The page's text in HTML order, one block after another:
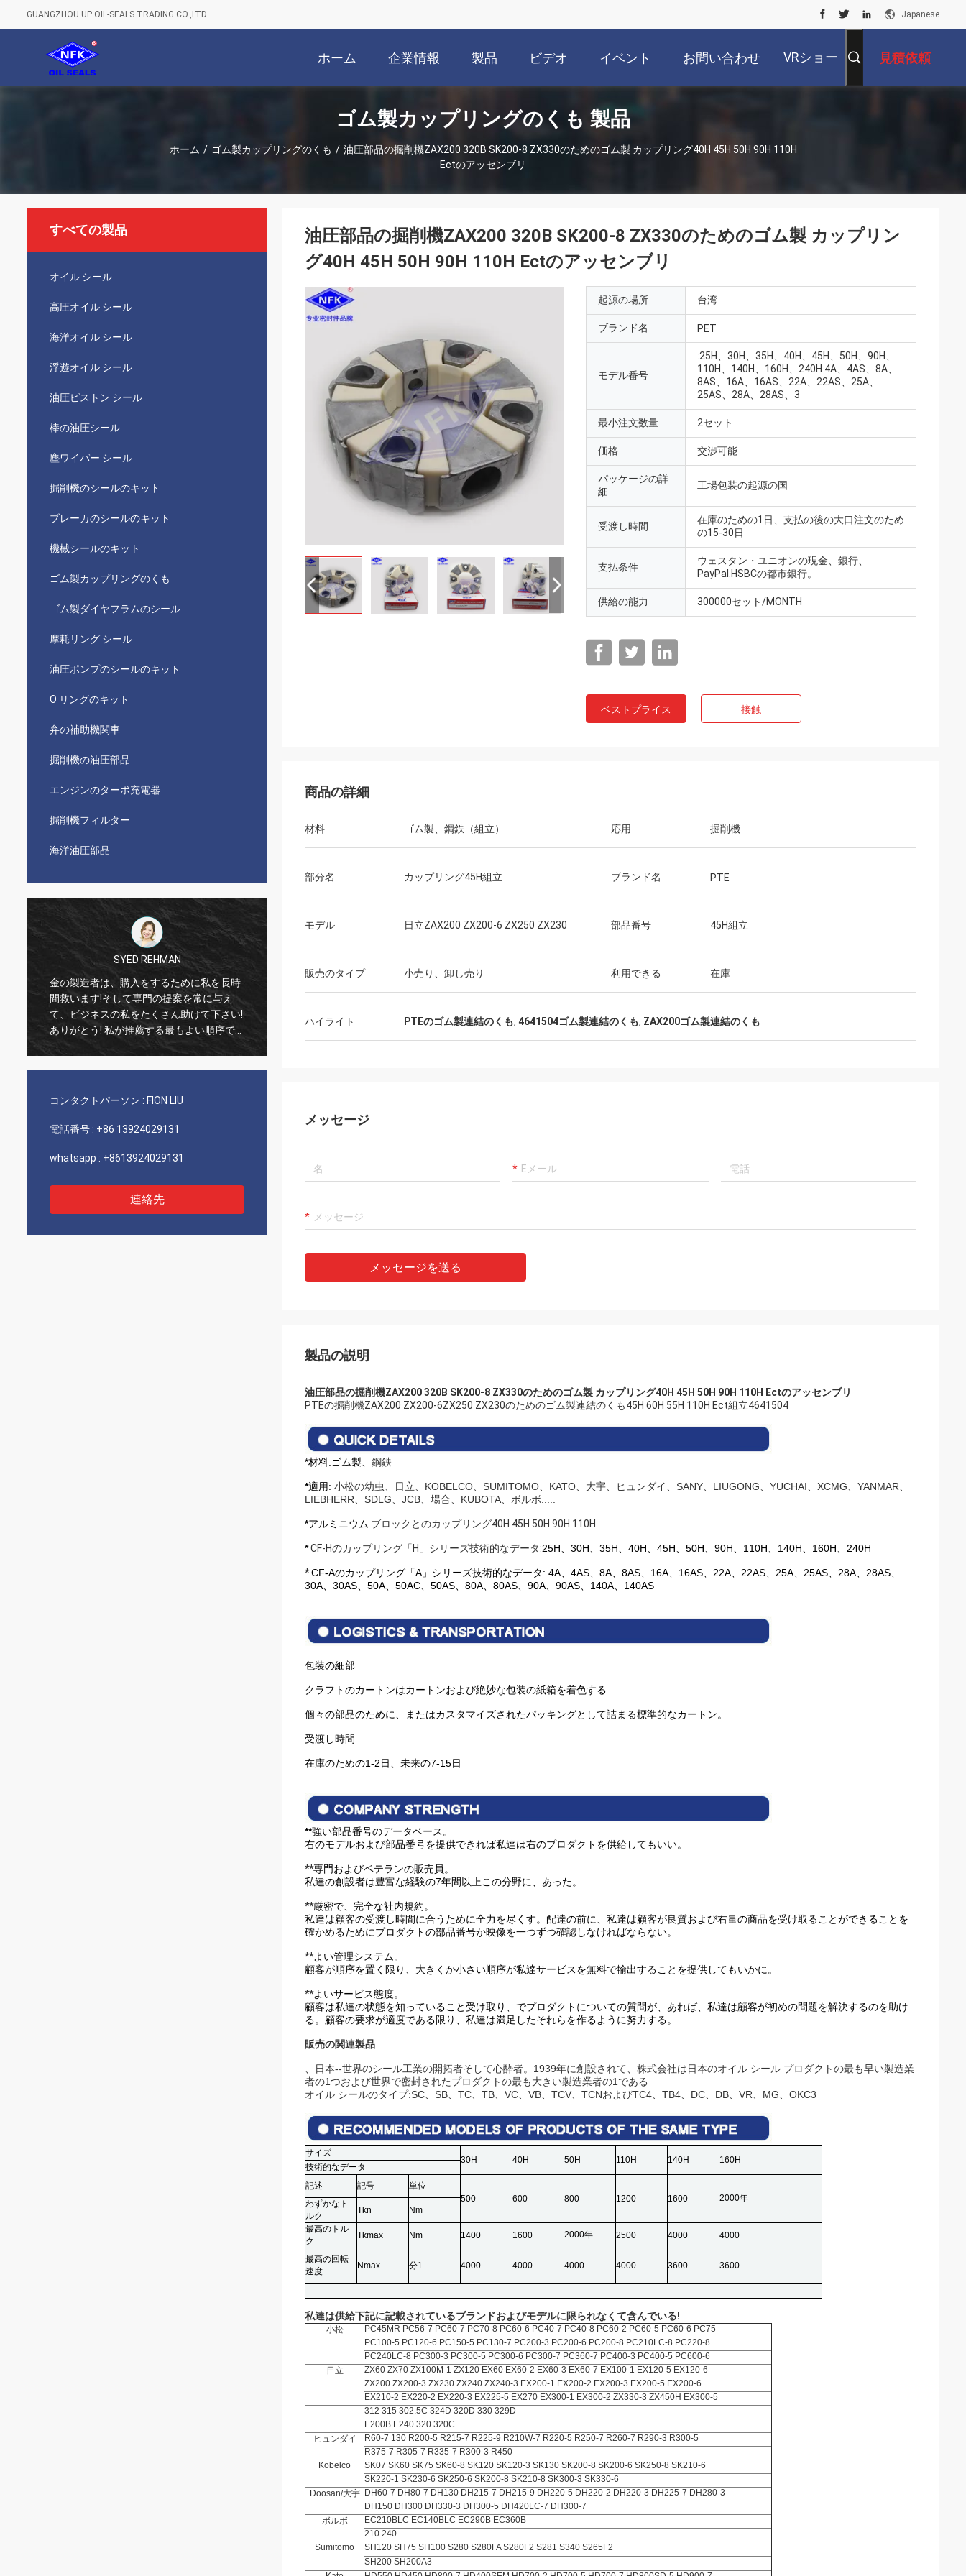
GUANGZHOU UP OIL-SEALS TRADING CO.,LTD Japanese
ホーム 企業情報 製品 ビデオ イベント お問い合わせ VRショー 見積依頼
ゴム製カップリングのくも 製品
ホーム / ゴム製カップリングのくも / 油圧部品の掘削機ZAX200 320B SK200-8 ZX330のためのゴム製 カップリング40H 45H 50H 90H 110H
Ectのアッセンブリ
すべての製品
オイル シール
高圧オイル シール
海洋オイル シール
浮遊オイル シール
油圧ピストン シール
棒の油圧シール
塵ワイパー シール
掘削機のシールのキット
ブレーカのシールのキット
機械シールのキット
ゴム製カップリングのくも
ゴム製ダイヤフラムのシール
摩耗リング シール
油圧ポンプのシールのキット
O リングのキット
弁の補助機関車
掘削機の油圧部品
エンジンのターボ充電器
掘削機フィルター
海洋油圧部品
SYED REHMAN
金の製造者は、購入をするために私を長時
間救います!そして専門の提案を常に与え
て、ビジネスの私をたくさん助けて下さい!
ありがとう! 私が推薦する最もよい順序で
すべて、良質の商品、速い船積みおよび非
接触します
古い顧客、事は、代理店プロダクトです確
いつも通りまだあります。 速い船積みおよ
び非常によいservic私は値します5つの星に
カーロ
よい常に製造者および専門の提案を与える
長いcoopertionをです。
コンタクトパーソン : FION LIU
電話番号 : +86 13924029131
whatsapp : +8613924029131
連絡先
油圧部品の掘削機ZAX200 320B SK200-8 ZX330のためのゴム製 カップリン
グ40H 45H 50H 90H 110H Ectのアッセンブリ
起源の場所 台湾
ブランド名 PET
モデル番号
:25H、30H、35H、40H、45H、50H、90H、
110H、140H、160H、240H 4A、4AS、8A、
8AS、16A、16AS、22A、22AS、25A、
25AS、28A、28AS、3
最小注文数量 2セット
価格 交渉可能
パッケージの詳
細
工場包装の起源の国
受渡し時間
在庫のための1日、支払の後の大口注文のため
の15-30日
支払条件
ウェスタン・ユニオンの現金、銀行、
PayPal.HSBCの都市銀行。
供給の能力 300000セット/MONTH
ベストプライス 接触
商品の詳細
材料 ゴム製、鋼鉄（組立） 応用 掘削機
部分名 カップリング45H組立 ブランド名 PTE
モデル 日立ZAX200 ZX200-6 ZX250 ZX230 部品番号 45H組立
販売のタイプ 小売り、卸し売り 利用できる 在庫
ハイライト PTEのゴム製連結のくも, 4641504ゴム製連結のくも, ZAX200ゴム製連結のくも
メッセージ
メッセージを送る
製品の説明
油圧部品の掘削機ZAX200 320B SK200-8 ZX330のためのゴム製 カップリング40H 45H 50H 90H 110H Ectのアッセンブリ
PTEの掘削機ZAX200 ZX200-6ZX250 ZX230のためのゴム製連結のくも45H 60H 55H 110H Ect組立4641504
*材料:ゴム製、 鋼鉄
*適用: 小松の幼虫、日立、KOBELCO、SUMITOMO、KATO、大宇、ヒュンダイ、SANY、LIUGONG、YUCHAI、XCMG、YANMAR、
LIEBHERR、SDLG、JCB、場合、KUBOTA、ボルボ.....
*アルミニウム ブロックとのカップリング40H 45H 50H 90H 110H
*CF-Hのカップリング「H」シリーズ技術的なデータ:25H、30H、35H、40H、45H、50H、90H、110H、140H、160H、240H
*CF-Aのカップリング「A」シリーズ技術的なデータ: 4A、4AS、8A、8AS、16A、16AS、22A、22AS、25A、25AS、28A、28AS、
30A、30AS、50A、50AC、50AS、80A、80AS、90A、90AS、140A、140AS
包装の細部
クラフトのカートンはカートンおよび絶妙な包装の紙箱を着色する
個々の部品のために、またはカスタマイズされたパッキングとして詰まる標準的なカートン。
受渡し時間
在庫のための1-2日、未来の7-15日
**強い部品番号のデータベース。
右のモデルおよび部品番号を提供できれば私達は右のプロダクトを供給してもいい。
**専門およびベテランの販売員。
私達の創設者は豊富な経験の7年間以上この分野に、あった。
**厳密で、完全な社内規約。
私達は顧客の受渡し時間に合うために全力を尽くす。配達の前に、私達は顧客が良質および右量の商品を受け取ることができることを
確かめるためにプロダクトの部品番号か映像を一つずつ確認しなければならない。
**よい管理システム。
顧客が順序を置く限り、大きくか小さい順序が私達サービスを無料で輸出することを提供してもいかに。
**よいサービス態度。
顧客は私達の状態を知っていること受け取り、でプロダクトについての質問が、あれば、私達は顧客が初めの問題を解決するのを助け
る。顧客の要求が適度である限り、私達は満足したそれらを作るように努力する。
販売の関連製品
、日本--世界のシール工業の開拓者そして心酔者。1939年に創設されて、株式会社は日本のオイル シール プロダクトの最も早い製造業
者の1つおよび世界で密封されたプロダクトの最も大きい製造業者の1である
オイル シールのタイプ:SC、SB、TC、TB、VC、VB、TCV、TCNおよびTC4、TB4、DC、DB、VR、MG、OKC3
サイズ
30H 40H 50H 110H 140H 160H
技術的なデータ
記述
記号
単位
500
600 800 1200 1600 2000年
わずかなト
ルク
Tkn
Nm
最高のトル
ク
Tkmax Nm 1400 1600 2000年 2500 4000 4000
最高の回転
速度
Nmax 分1 4000 4000 4000 4000 3600 3600
私達は供給下記に記載されているブランドおよびモデルに限られなくて含んでいる!
小松
PC45MR PC56-7 PC60-7 PC70-8 PC60-6 PC40-7 PC40-8 PC60-2 PC60-5 PC60-6 PC75
PC100-5 PC120-6 PC150-5 PC130-7 PC200-3 PC200-6 PC200-8 PC210LC-8 PC220-8
PC240LC-8 PC300-3 PC300-5 PC300-6 PC300-7 PC360-7 PC400-3 PC400-5 PC600-6
日立
ZX60 ZX70 ZX100M-1 ZX120 EX60 EX60-2 EX60-3 EX60-7 EX100-1 EX120-5 EX120-6
ZX200 ZX200-3 ZX230 ZX240 ZX240-3 EX200-1 EX200-2 EX200-3 EX200-5 EX200-6
EX210-2 EX220-2 EX220-3 EX225-5 EX270 EX300-1 EX300-2 ZX330-3 ZX450H EX300-5
312 315 302.5C 324D 320D 330 329D
E200B E240 320 320C
ヒュンダイ
R60-7 130 R200-5 R215-7 R225-9 R210W-7 R220-5 R250-7 R260-7 R290-3 R300-5
R375-7 R305-7 R335-7 R300-3 R450
Kobelco
SK07 SK60 SK75 SK60-8 SK120 SK120-3 SK130 SK200-8 SK200-6 SK250-8 SK210-6
SK220-1 SK230-6 SK250-6 SK200-8 SK210-8 SK300-3 SK330-6
Doosan/大宇
DH60-7 DH80-7 DH130 DH215-7 DH215-9 DH220-5 DH220-2 DH220-3 DH225-7 DH280-3
DH150 DH300 DH330-3 DH300-5 DH420LC-7 DH300-7
ボルボ
EC210BLC EC140BLC EC290B EC360B
210 240
Sumitomo
SH120 SH75 SH100 S280 S280FA S280F2 S281 S340 S265F2
SH200 SH200A3